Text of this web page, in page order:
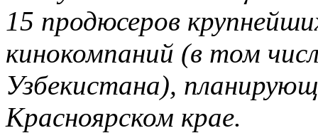
15 продюсеров
кинокомпаний (в том
Узбекистана),
Красноярском крае.